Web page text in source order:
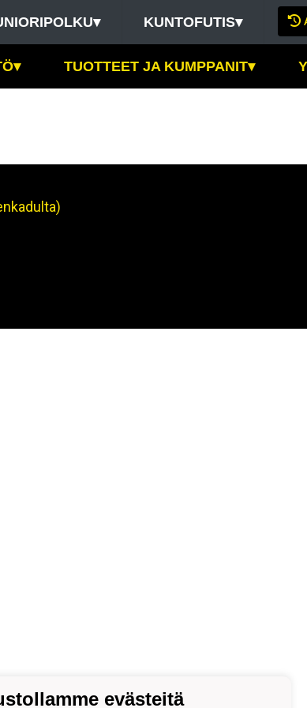
▾ KUNTOFUTIS▾
▾ TUOTTEET JA KUMPPANIT▾
evästeitä